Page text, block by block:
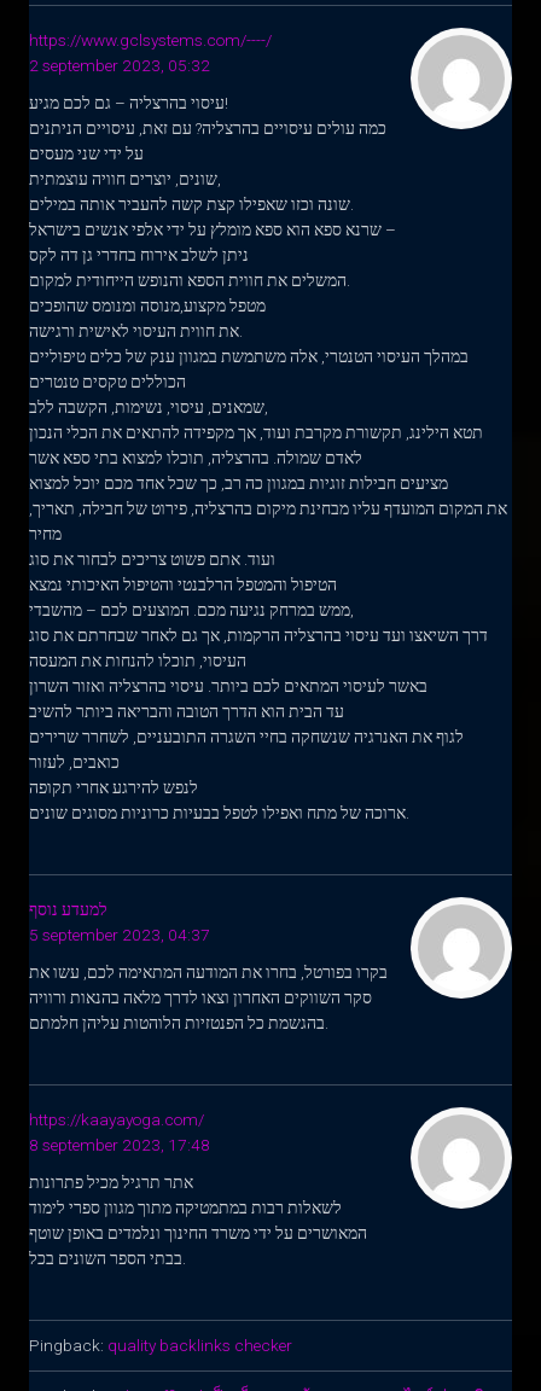
https://www.gclsystems.com/----/
2 september 2023, 05:32
עיסוי בהרצליה – גם לכם מגיע!
כמה עולים עיסויים בהרצליה? עם זאת, עיסויים הניתנים
על ידי שני מעסים
שרנא ספא הוא ספא מומלץ על ידי אלפי אנשים בישראל –
ניתן לשלב אירוח בחדרי גן דה לקס
מטפל מקצוע,מנוסה ומנומס שהופכים
במהלך העיסוי הטנטרי, אלה משתמשת במגוון ענק של כלים טיפוליים
הכוללים טקסים טנטרים
תטא הילינג, תקשורת מקרבת ועוד, אך מקפידה להתאים את הכלי הנכון
לאדם שמולה. בהרצליה, תוכלו למצוא בתי ספא אשר
מציעים חבילות זוגיות במגוון כה רב, כך שכל אחד מכם יוכל למצוא
את המקום המועדף עליו מבחינת מיקום בהרצליה, פירוט של חבילה, תאריך,
מחיר
ועוד. אתם פשוט צריכים לבחור את סוג
הטיפול והמטפל הרלבנטי והטיפול האיכותי נמצא
דרך השיאצו ועד עיסוי בהרצליה הרקמות, אך גם לאחר שבחרתם את סוג
העיסוי, תוכלו להנחות את המעסה
באשר לעיסוי המתאים לכם ביותר. עיסוי בהרצליה ואזור השרון
עד הבית הוא הדרך הטובה והבריאה ביותר להשיב
לגוף את האנרגיה שנשחקה בחיי השגרה התובעניים, לשחרר שרירים
כואבים, לעזור
לנפש להירגע אחרי תקופה
למעדע נוסף
5 september 2023, 04:37
בקרו בפורטל, בחרו את המודעה המתאימה לכם, עשו את
סקר השווקים האחרון וצאו לדרך מלאה בהנאות ורוויה
https://kaayayoga.com/
8 september 2023, 17:48
אתר תרגיל מכיל פתרונות
לשאלות רבות במתמטיקה מתוך מגוון ספרי לימוד
המאושרים על ידי משרד החינוך ונלמדים באופן שוטף
Pingback: quality backlinks checker